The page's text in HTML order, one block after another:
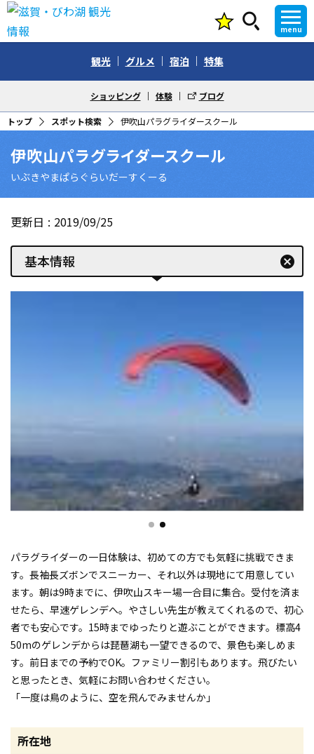
menu
観光 グルメ 宿泊 特集
ショッピング 体験 ブログ
トップ スポット検索 伊吹山パラグライダースクール
伊吹山パラグライダースクール
いぶきやまぱらぐらいだーすくーる
更新日 2019/09/25
基本情報 cancel
パラグライダーの一日体験は、初めての方でも気軽に挑戦できま
す。長袖長ズボンでスニーカー、それ以外は現地にて用意してい
ます。朝は9時までに、伊吹山スキー場一合目に集合。受付を済ま
せたら、早速ゲレンデへ。やさしい先生が教えてくれるので、初心
者でも安心です。15時までゆったりと遊ぶことができます。標高4
50mのゲレンデからは琵琶湖も一望できるので、景色も楽しめま
す。前日までの予約でOK。ファミリー割引もあります。飛びたい
と思ったとき、気軽にお問い合わせください。
「一度は鳥のように、空を飛んでみませんか」
所在地